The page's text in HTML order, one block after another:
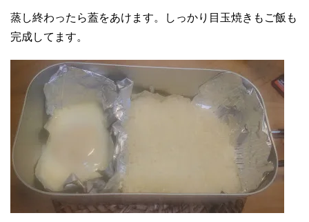
蒸し終わったら蓋をあけます。しっかり目玉焼きもご飯も
完成してます。